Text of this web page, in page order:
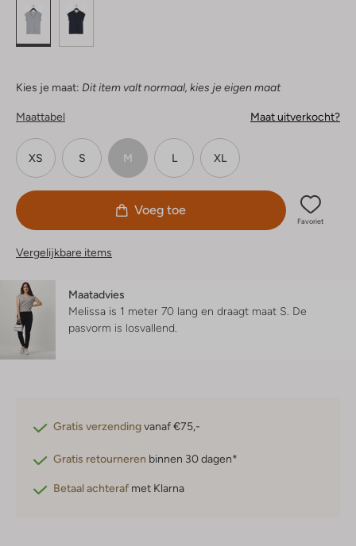
Kies je maat: Dit item valt normaal, kies je eigen maat
Maattabel Maat uitverkocht?
XS S M L XL
Voeg toe
Favoriet
Vergelijkbare items
Maatadvies
Melissa is 1 meter 70 lang en draagt maat S. De
pasvorm is losvallend
Gratis verzendingvanaf €75,-
Gratis retourneren binnen 30 dagen*
Betaal achteraf met Klarna